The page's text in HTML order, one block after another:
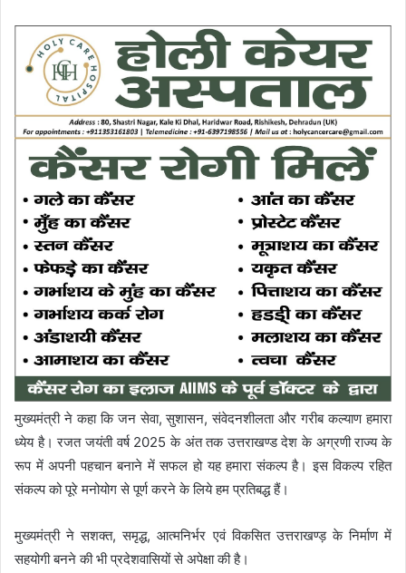
मुख्यमंत्री ने कहा कि जन सेवा, सुशासन, संवेदनशीलता और गरीब कल्याण हमारा
ध्येय है। रजत जयंती वर्ष 2025 के अंत तक उत्तराखण्ड देश के अग्रणी राज्य के
रूप में अपनी पहचान बनाने में सफल हो यह हमारा संकल्प है। इस विकल्प रहित
संकल्प को पूरे मनोयोग से पूर्ण करने के लिये हम प्रतिबद्ध हैं।
मुख्यमंत्री ने सशक्त, समृद्ध, आत्मनिर्भर एवं विकसित उत्तराखण्ड़ के निर्माण में
सहयोगी बनने की भी प्रदेशवासियों से अपेक्षा की है।